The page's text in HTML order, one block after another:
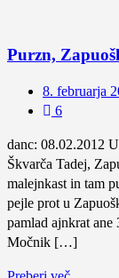
Purzn,
8. februarja
6
danc: 08.02.2012
Škvarča Tadej,
malejnkast in tam
pejle prot u
pamlad ajnkrat ane
Močnik […]